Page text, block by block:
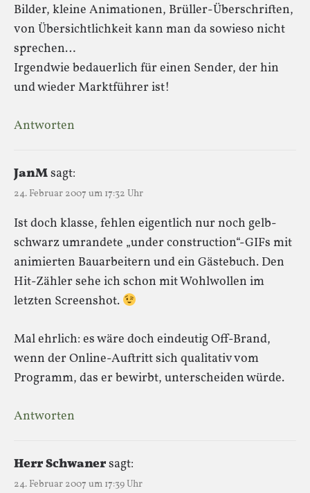
Bilder, kleine Animationen, Brüller-Überschriften,
von Übersichtlichkeit kann man da sowieso nicht
sprechen…
Irgendwie bedauerlich für einen Sender, der hin
und wieder Marktführer ist!
Antworten
JanMsagt:
24. Februar 2007 um 17:32 Uhr
Ist doch klasse, fehlen eigentlich nur noch gelb-
schwarz umrandete „under construction“-GIFs mit
animierten Bauarbeitern und ein Gästebuch. Den
Hit-Zähler sehe ich schon mit Wohlwollen im
letzten Screenshot.
Mal ehrlich: es wäre doch eindeutig Off-Brand,
wenn der Online-Auftritt sich qualitativ vom
Programm, das er bewirbt, unterscheiden würde.
Antworten
Herr Schwanersagt:
24. Februar 2007 um 17:39 Uhr